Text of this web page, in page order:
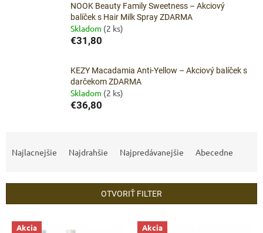
NOOK Beauty Family Sweetness – Akciový
balíček s Hair Milk Spray ZDARMA
Skladom (2 ks)
€31,80
KEZY Macadamia Anti-Yellow – Akciový balíček s
darčekom ZDARMA
Skladom (2 ks)
€36,80
i
Najlacnejšie Najdrahšie Najpredávanejšie Abecedne
OTVORIŤ FILTER
V Akcia Akcia